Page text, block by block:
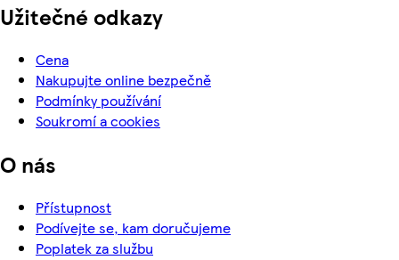
Užitečné odkazy
Cena
Nakupujte online bezpečně
Podmínky používání
Soukromí a cookies
O nás
Přístupnost
Podívejte se, kam doručujeme
Poplatek za službu